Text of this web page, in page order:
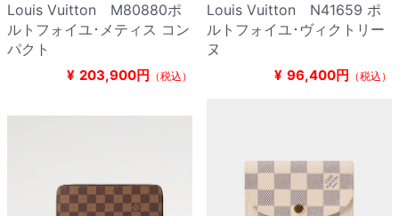
Louis Vuitton M80880ポ
ルトフォイユ･メティス コン
パクト
¥ 203,900円 （税込）
Louis Vuitton N41659 ポ
ルトフォイユ･ヴィクトリー
ヌ
¥ 96,400円 （税込）